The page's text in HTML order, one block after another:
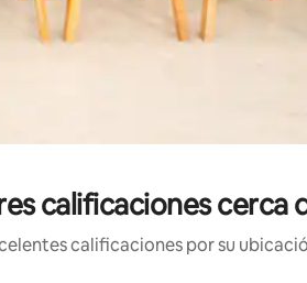
calificaciones
calificaciones por su